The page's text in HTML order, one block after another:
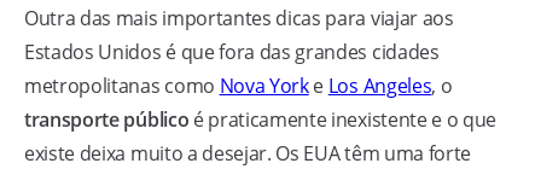
Outra das mais importantes dicas para viajar aos
Estados Unidos é que fora das grandes cidades
metropolitanas como Nova Yorke Los Angeles, o
transporte público é praticamente inexistente e o que
existe deixa muito a desejar. Os EUA têm uma forte